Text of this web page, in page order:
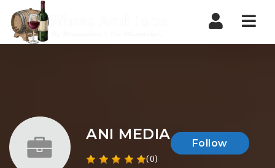
ANI MEDIA
(0)
Follow